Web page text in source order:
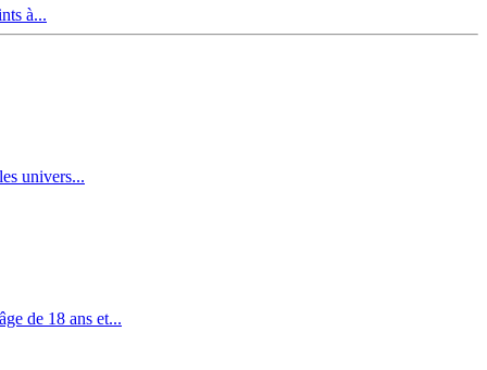
à...
univers...
de 18 ans et...